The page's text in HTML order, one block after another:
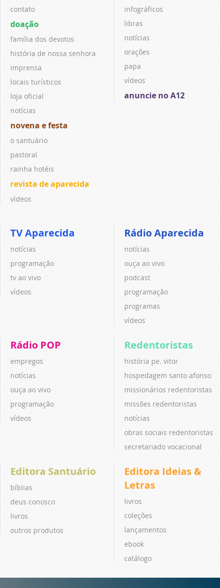
contato
doação
família dos devotos
história de nossa senhora
imprensa
locais turísticos
loja oficial
notícias
novena e festa
o santuário
pastoral
rainha hotéis
revista de aparecida
vídeos
infográficos
libras
notícias
orações
papa
vídeos
anuncie no A12
TV Aparecida
notícias
programação
tv ao vivo
vídeos
Rádio Aparecida
notícias
ouça ao vivo
podcast
programação
programas
vídeos
Rádio POP
empregos
notícias
ouça ao vivo
programação
vídeos
Redentoristas
história pe. vitor
hospedagem santo afonso
missionários redentoristas
missões redentoristas
notícias
obras sociais redentoristas
secretariado vocacional
Editora Santuário
bíblias
deus conosco
livros
outros produtos
Editora Ideias &
Letras
livros
coleções
lançamentos
ebook
catálogo